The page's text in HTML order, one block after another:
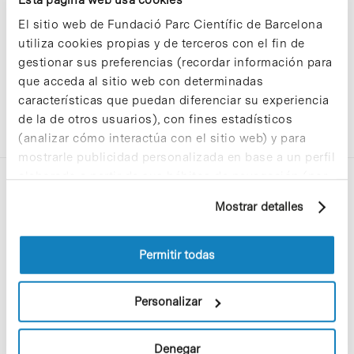
El sitio web de Fundació Parc Científic de Barcelona
utiliza cookies propias y de terceros con el fin de
gestionar sus preferencias (recordar información para
que acceda al sitio web con determinadas
características que puedan diferenciar su experiencia
de la de otros usuarios), con fines estadísticos
(analizar cómo interactúa con el sitio web) y para
mostrarle publicidad personalizada en base a un perfil
elaborado a partir de sus hábitos de navegación (por
información sobre las cookies puede consultar
la Política de cookies del sitio web.
Mostrar detalles
Permitir todas
Personalizar
Denegar
C/Baldiri Reixac, 4-12 i 15